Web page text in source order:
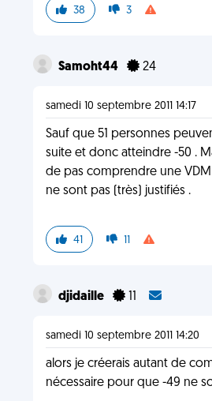
38 3
Samoht44 24
samedi 10 septembre 2011 14:17
Sauf que 51 personnes
suite et donc atteindre -50 .
de pas comprendre une
ne sont pas (très) justifiés .
41 11
djidaille 11
samedi 10 septembre 2011 14:20
alors je créerais autant de
nécessaire pour que -49 ne